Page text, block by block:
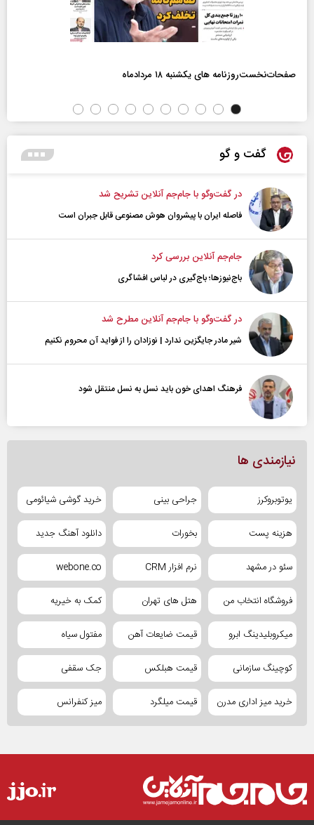
صفحات‌نخست‌روزنامه ها‌ی یکشنبه ۱۸ مردادماه
گفت و گو
در گفت‌و‌گو با جام‌جم آنلاین تشریح شد
فاصله ایران با پیشرو‌ان هوش مصنوعی قابل جبران است
جام‌جم آنلاین بررسی کرد
باج‌نیوزها؛ باج‌گیری در لباس افشاگری
در گفت‌و‌گو با جام‌جم آنلاین مطرح شد
شیر مادر جایگزین ندارد | نوزادان را از فواید آن محروم نکنیم
فرهنگ اهدای خون باید نسل به نسل منتقل شود
نیازمندی ها
یوتوبروکرز جراحی بینی خرید گوشی شیائومی
هزینه پست بخورات دانلود آهنگ جدید
سئو در مشهد نرم افزار CRM webone.co
فروشگاه انتخاب من هتل های تهران کمک به خیریه
میکروبلیدینگ ابرو قیمت ضایعات آهن مفتول سیاه
کوچینگ سازمانی قیمت هبلکس جک سقفی
خرید میز اداری مدرن قیمت میلگرد میز کنفرانس